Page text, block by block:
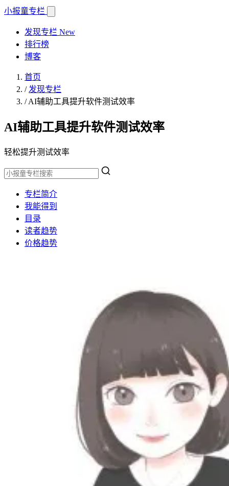
小报童专栏
发现专栏 New
排行榜
博客
首页
/ 发现专栏
/AI辅助工具提升软件测试效率
AI辅助工具提升软件测试效率
轻松提升测试效率
专栏简介
我能得到
目录
读者趋势
价格趋势